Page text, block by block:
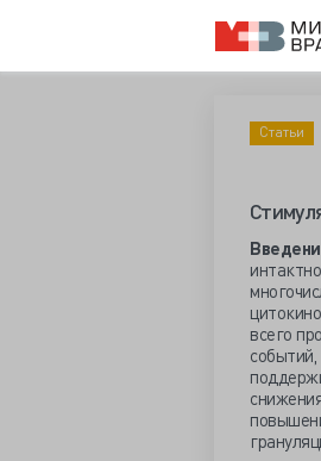
Статьи
всего